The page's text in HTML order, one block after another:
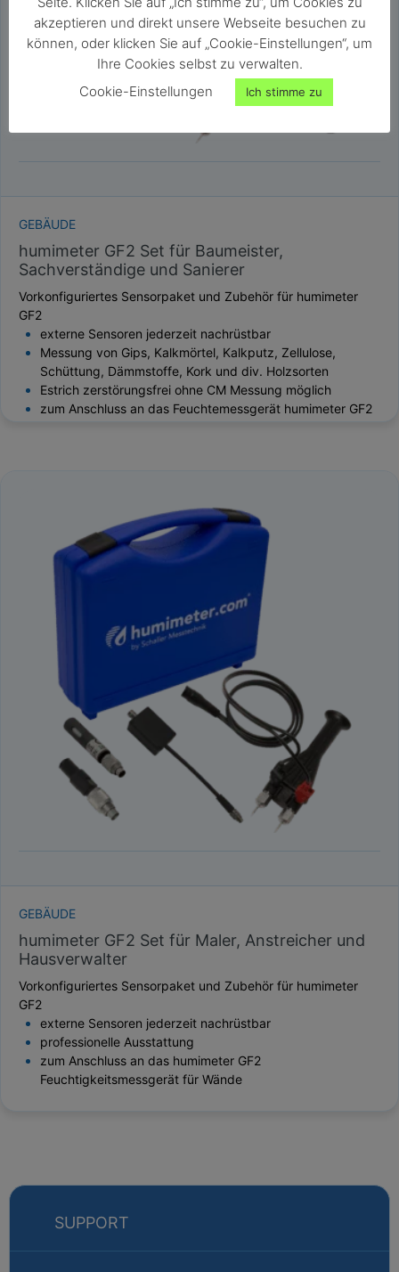
GEBÄUDE
humimeter GF2 Set für Baumeister,
Sachverständige und Sanierer
Vorkonfiguriertes Sensorpaket und Zubehör für humimeter
GF2
externe Sensoren jederzeit nachrüstbar
Messung von Gips, Kalkmörtel, Kalkputz, Zellulose,
Schüttung, Dämmstoffe, Kork und div. Holzsorten
Estrich zerstörungsfrei ohne CM Messung möglich
zum Anschluss an das Feuchtemessgerät humimeter GF2
GEBÄUDE
humimeter GF2 Set für Maler, Anstreicher und
Hausverwalter
Vorkonfiguriertes Sensorpaket und Zubehör für humimeter
GF2
externe Sensoren jederzeit nachrüstbar
professionelle Ausstattung
zum Anschluss an das humimeter GF2
Feuchtigkeitsmessgerät für Wände
SUPPORT
akzeptieren und direkt unsere Webseite besuchen zu
können, oder klicken Sie auf „Cookie-Einstellungen“, um
Ihre Cookies selbst zu verwalten.
Cookie-Einstellungen
Ich stimme zu